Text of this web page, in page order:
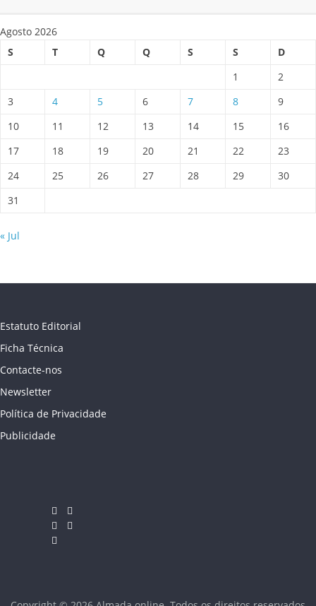
Agosto 2026
S
T Q Q S S
D
1
2
3
4 5 6 7 8
9
10
11 12 13 14 15
16
17
18 19 20 21 22
23
24
25 26 27 28 29
30
31
« Jul
Estatuto Editorial
Ficha Técnica
Contacte-nos
Newsletter
Política de Privacidade
Publicidade